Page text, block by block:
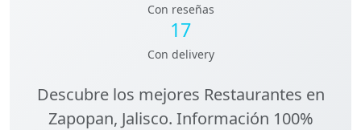
Con reseñas
17
Con delivery
Descubre los mejores Restaurantes en
Zapopan, Jalisco. Información 100%